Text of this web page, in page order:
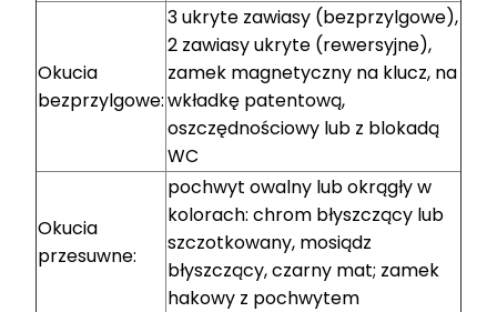
Okucia
bezprzylgowe:
3 ukryte zawiasy (bezprzylgowe),
2 zawiasy ukryte (rewersyjne),
zamek magnetyczny na klucz, na
wkładkę patentową,
oszczędnościowy lub z blokadą
WC
Okucia
przesuwne:
pochwyt owalny lub okrągły w
kolorach: chrom błyszczący lub
szczotkowany, mosiądz
błyszczący, czarny mat; zamek
hakowy z pochwytem